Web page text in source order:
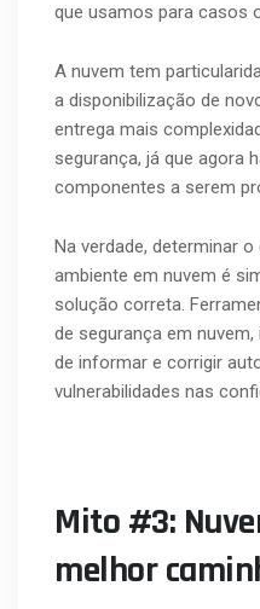
que usamos para casos
A nuvem tem
a disponibilização de
entrega mais
segurança, já que agora
componentes a serem
Na verdade, determinar
ambiente em nuvem é
solução correta.
de segurança em
de informar e corrigir
vulnerabilidades nas
Mito #3:
melhor